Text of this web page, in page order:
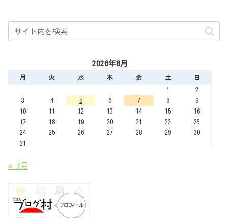
2026年8月
月 火 水 木 金 土
日
1
2
3
4 5 6 7 8
9
10
11 12 13 14 15
16
17
18 19 20 21 22
23
24
25 26 27 28 29
30
31
« 7月